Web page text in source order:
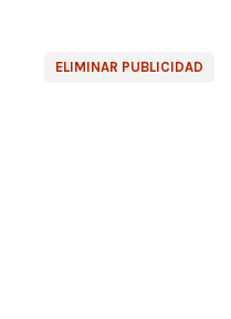
ELIMINAR PUBLICIDAD